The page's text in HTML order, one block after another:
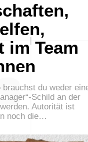
im Team
brauchst du weder
Schild an der
Autorität ist
noch die…